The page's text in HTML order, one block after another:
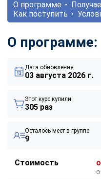
О программе
Как поступить
О программе:
Дата обновления
03 августа 2026 г.
Этот курс купили
305 раз
Осталось мест в группе
9
Стоимость